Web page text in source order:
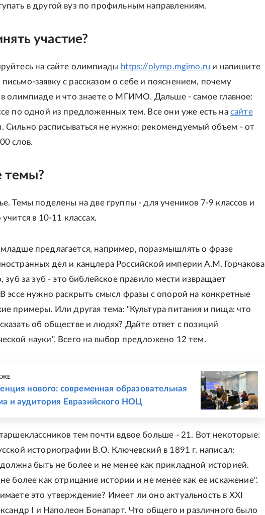
в другой вуз по профильным направлениям.
участие?
на сайте олимпиады https://olymp.mgimo.ru и напишите
заявку с рассказом о себе и пояснением, почему
в олимпиаде и что знаете о МГИМО. Дальше - самое главное:
по одной из предложенных тем. Все они уже есть на сайте
Сильно расписываться не нужно: рекомендуемый объем - от
слов.
темы?
Темы поделены на две группы - для учеников 7-9 классов и
в 10-11 классах.
предлагается, например, поразмышлять о фразе
дел и канцлера Российской империи А.М. Горчакова
зуб за зуб - это библейское правило мести извращает
эссе нужно раскрыть смысл фразы с опорой на конкретные
примеры. Или другая тема: "Культура питания и пища: что
об обществе и людях? Дайте ответ с позиций
науки". Всего на выбор предложено 12 тем.
нового: современная образовательная
и аудитория Евразийского НОЦ
тем почти вдвое больше - 21. Вот некоторые:
историографии В.О. Ключевский в 1891 г. написал:
быть не более и не менее как прикладной историей.
более как отрицание истории и не менее как ее искажение".
это утверждение? Имеет ли оно актуальность в XXI
I и Наполеон Бонапарт. Что общего и различного было